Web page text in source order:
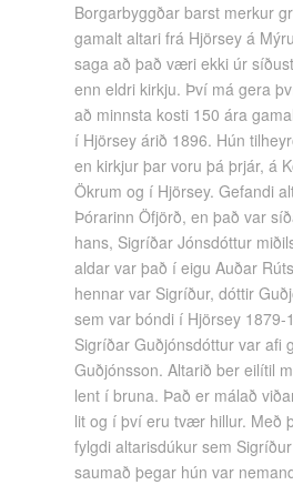
Borgarbyggðar barst merkur
gamalt altari frá Hjörsey á
saga að það væri ekki úr
enn eldri kirkju. Því má gera
að minnsta kosti 150 ára
í Hjörsey árið 1896. Hún
en kirkjur þar voru þá þrjár, á
Ökrum og í Hjörsey. Gefandi
Þórarinn Öfjörð, en það var
hans, Sigríðar Jónsdóttur
aldar var það í eigu Auðar
hennar var Sigríður, dóttir
sem var bóndi í Hjörsey 1879-
Sigríðar Guðjónsdóttur var afi
Guðjónsson. Altarið ber eilítil
lent í bruna. Það er málað
lit og í því eru tvær hillur. Með
fylgdi altarisdúkur sem
saumað þegar hún var